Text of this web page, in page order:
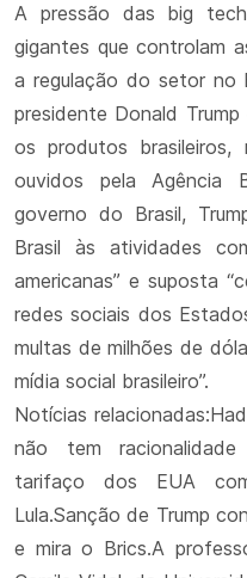
A pressão das big
gigantes que controlam
a regulação do setor no
presidente Donald
os produtos brasileiros,
ouvidos pela Agência
governo do Brasil,
Brasil às atividades
americanas” e suposta
redes sociais dos
multas de milhões de
mídia social brasileiro”.
Notícias
não tem racionalidade
tarifaço dos EUA
Lula.Sanção de Trump
e mira o Brics.A